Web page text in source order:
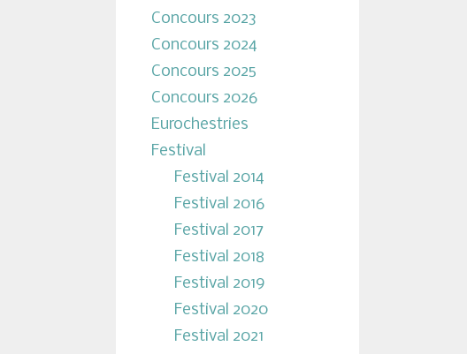
Concours 2023
Concours 2024
Concours 2025
Concours 2026
Eurochestries
Festival
Festival 2014
Festival 2016
Festival 2017
Festival 2018
Festival 2019
Festival 2020
Festival 2021